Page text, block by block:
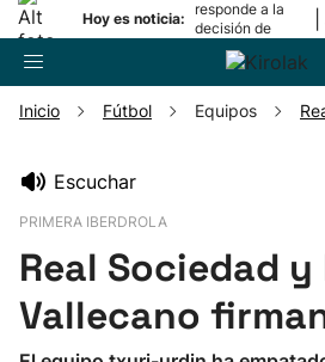
Hoy es noticia:
responde a la
decisión de
Oriamendi
Pelota
Inicio Fútbol Equipos
Escuchar
PRIMERA IBERDROLA
Real Sociedad y
Vallecano